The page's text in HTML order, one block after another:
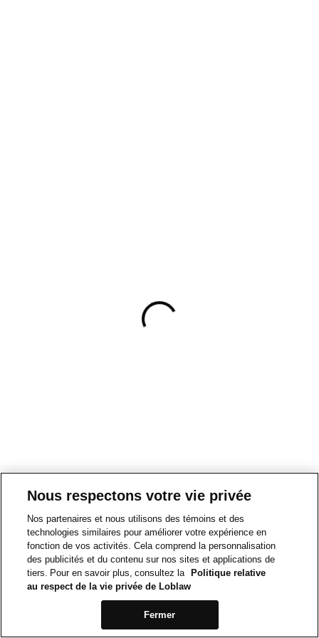
Nous respectons votre vie privée
Nos partenaires et nous utilisons des témoins et des
technologies similaires pour améliorer votre expérience en
fonction de vos activités. Cela comprend la personnalisation
des publicités et du contenu sur nos sites et applications de
tiers. Pour en savoir plus, consultez la
Politique relative
au respect de la vie privée de Loblaw
Fermer